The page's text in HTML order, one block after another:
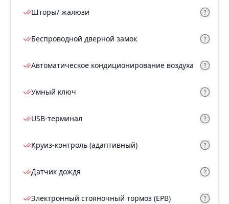
Шторы/ жалюзи
Беспроводной дверной замок
Автоматическое кондиционирование воздуха
Умный ключ
USB-терминал
Круиз-контроль (адаптивный)
Датчик дождя
Электронный стояночный тормоз (EPB)